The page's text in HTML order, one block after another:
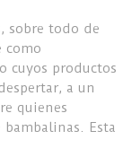
sobre todo de
como
cuyos productos
a un
quienes
Esta